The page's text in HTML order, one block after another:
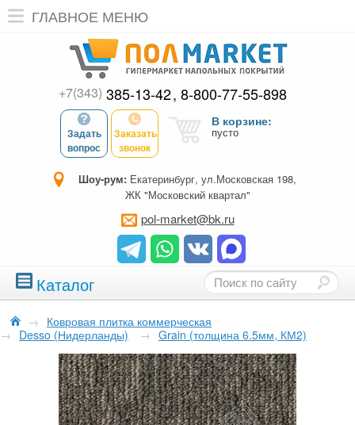
ГЛАВНОЕ МЕНЮ
+7(343) 385-13-42 8-800-77-55-898
Задать
вопрос
Заказать
звонок
В корзине:
пусто
Шоу-рум: Екатеринбург, ул.Московская 198,
ЖК "Московский квартал"
pol-market@bk.ru
Каталог
→ Ковровая плитка коммерческая
→ Desso (Нидерланды) → Grain (толщина 6.5мм, КМ2)